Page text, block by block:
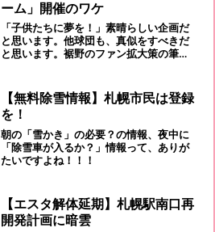
ーム」開催のワケ
「子供たちに夢を！」素晴らしい企画だ
と思います。他球団も、真似をすべきだ
と思います。裾野のファン拡大策の筆頭
【無料除雪情報】札幌市民は登録
を！
朝の「雪かき」の必要？の情報、夜中に
「除雪車が入るか？」情報って、ありが
たいですよね！！！
【エスタ解体延期】札幌駅南口再
開発計画に暗雲